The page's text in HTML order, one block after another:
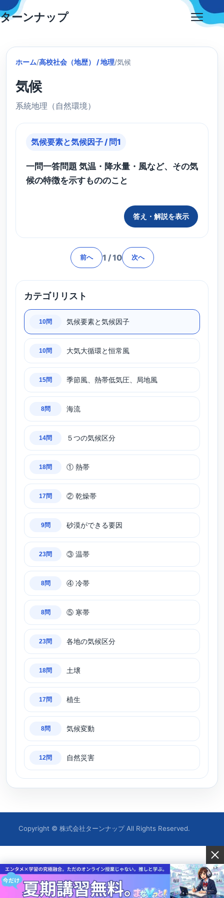
Skip
to
ターンナップ
ホーム/高校社会（地歴） / 地理/気候
気候
系統地理（自然環境）
気候要素と気候因子 / 問1
一問一答問題 気温・降水量・風など、その気
候の特徴を示すもののこと
答え・解説を表示
前へ 1 /10 次へ
カテゴリリスト
10問 気候要素と気候因子
10問 大気大循環と恒常風
15問 季節風、熱帯低気圧、局地風
8問 海流
14問 ５つの気候区分
18問 ① 熱帯
17問 ② 乾燥帯
9問 砂漠ができる要因
23問 ③ 温帯
8問 ④ 冷帯
8問 ⑤ 寒帯
23問 各地の気候区分
18問 土壌
17問 植生
8問 気候変動
12問 自然災害
Copyright © 株式会社ターンナップ All Rights Reserved.